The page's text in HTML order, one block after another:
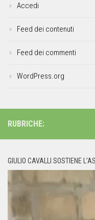
Accedi
Feed dei contenuti
Feed dei commenti
WordPress.org
RUBRICHE:
GIULIO CAVALLI SOSTIENE
Player